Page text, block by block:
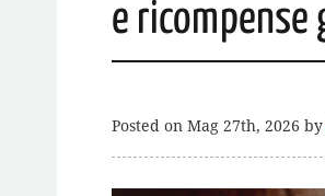
e ricompense
Posted on Mag 27th, 2026 by